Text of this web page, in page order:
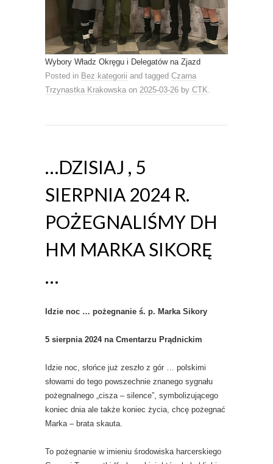
Wybory Władz Okręgu i Delegatów na Zjazd
Posted in Bez kategorii and tagged Czarna
Trzynastka Krakowska on 2025-03-26 by CTK
…DZISIAJ , 5
SIERPNIA 2024 R.
POŻEGNALIŚMY DH
HM MARKA SIKORĘ
…
Idzie noc … pożegnanie ś. p. Marka Sikory
5 sierpnia 2024 na Cmentarzu Prądnickim
Idzie noc, słońce już zeszło z gór … polskimi
słowami do tego powszechnie znanego sygnału
pożegnalnego „cisza – silence”, symbolizującego
koniec dnia ale także koniec życia, chcę pożegnać
Marka – brata skauta.
To pożegnanie w imieniu środowiska harcerskiego